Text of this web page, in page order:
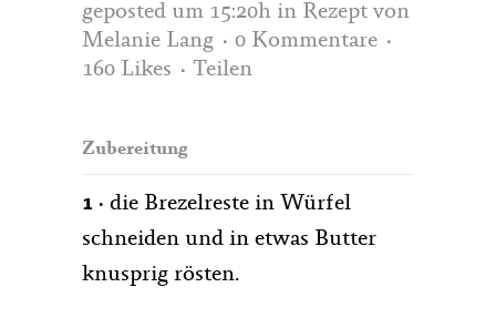
geposted um 15:20h in Rezept von
Melanie Lang
0 Kommentare
160 Likes Teilen
Zubereitung
1 · die Brezelreste in Würfel
schneiden und in etwas Butter
knusprig rösten.